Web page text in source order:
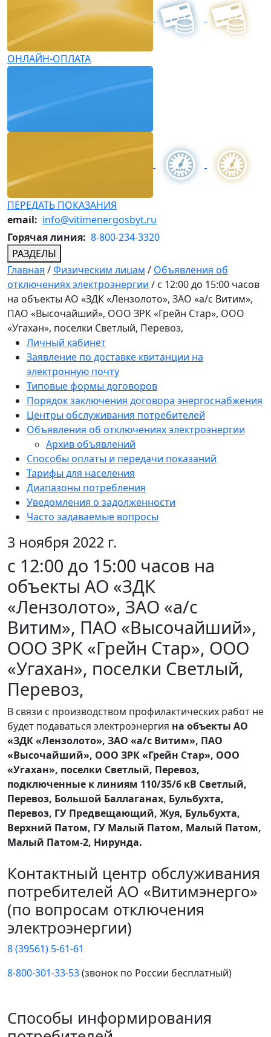
ОНЛАЙН-ОПЛАТА
ПЕРЕДАТЬ ПОКАЗАНИЯ
email: info@vitimenergosbyt.ru
Горячая линия: 8-800-234-3320
РАЗДЕЛЫ
Главная /Физическим лицам / Объявления об
отключениях электроэнергии / с 12:00 до 15:00 часов
на объекты АО «ЗДК «Лензолото», ЗАО «а/с Витим»,
ПАО «Высочайший», ООО ЗРК «Грейн Стар», ООО
«Угахан», поселки Светлый, Перевоз,
Личный кабинет
Заявление по доставке квитанции на
электронную почту
Типовые формы договоров
Порядок заключения договора энергоснабжения
Центры обслуживания потребителей
Объявления об отключениях электроэнергии
Архив объявлений
Способы оплаты и передачи показаний
Тарифы для населения
Диапазоны потребления
Уведомления о задолженности
Часто задаваемые вопросы
3 ноября 2022 г.
с 12:00 до 15:00 часов на
объекты АО «ЗДК
«Лензолото», ЗАО «а/с
Витим», ПАО «Высочайший»,
ООО ЗРК «Грейн Стар», ООО
«Угахан», поселки Светлый,
Перевоз,
В связи с производством профилактических работ не
будет подаваться электроэнергия на объекты АО
«ЗДК «Лензолото», ЗАО «а/с Витим», ПАО
«Высочайший», ООО ЗРК «Грейн Стар», ООО
«Угахан», поселки Светлый, Перевоз,
подключенные к линиям 110/35/6 кВ Светлый,
Перевоз, Большой Баллаганах, Бульбухта,
Перевоз, ГУ Предвещающий, Жуя, Бульбухта,
Верхний Патом, ГУ Малый Патом, Малый Патом,
Малый Патом-2, Нирунда.
Контактный центр обслуживания
потребителей АО «Витимэнерго»
(по вопросам отключения
электроэнергии)
8 (39561) 5-61-61
8-800-301-33-53(звонок по России бесплатный)
Способы информирования